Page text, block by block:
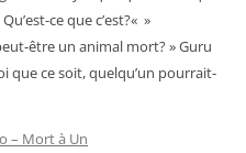
ce que c’est?« »
être un animal mort? » Guru
que ce soit, quelqu’un pourrait-
– Mort à Un